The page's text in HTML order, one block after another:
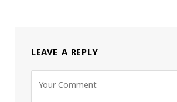
LEAVE A REPLY